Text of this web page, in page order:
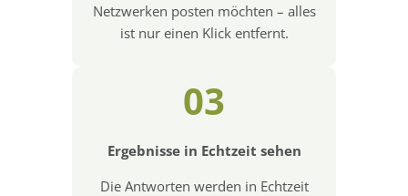
Netzwerken posten möchten – alles
ist nur einen Klick entfernt.
03
Ergebnisse in Echtzeit sehen
Die Antworten werden in Echtzeit